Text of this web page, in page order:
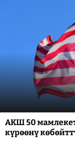
АКШ 50
күрөөнү